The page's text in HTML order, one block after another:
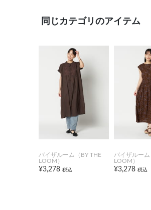
同じカテゴリのアイテム
バイザルーム（BY THE
LOOM）
¥3,278 税込
バイザルーム
LOOM）
¥3,278 税込